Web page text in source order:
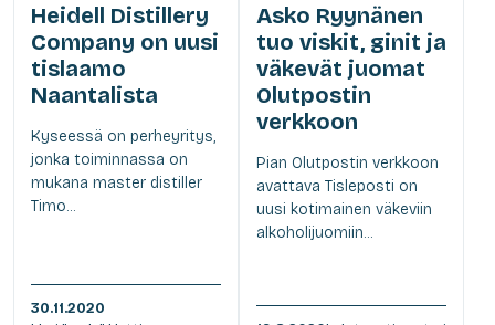
Heidell Distillery
Company on uusi
tislaamo
Naantalista
Kyseessä on perheyritys,
jonka toiminnassa on
mukana master distiller
Timo...
30.11.2020
Asko Ryynänen
tuo viskit, ginit ja
väkevät juomat
Olutpostin
verkkoon
Pian Olutpostin verkkoon
avattava Tisleposti on
uusi kotimainen väkeviin
alkoholijuomiin...